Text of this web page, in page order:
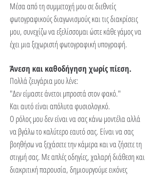
Μέσα από τη συμμετοχή μου σε διεθνείς
φωτογραφικούς διαγωνισμούς και τις διακρίσεις
μου, συνεχίζω να εξελίσσομαι ώστε κάθε γάμος να
έχει μια ξεχωριστή φωτογραφική υπογραφή.
Άνεση και καθοδήγηση χωρίς πίεση.
Πολλά ζευγάρια μου λένε:
"Δεν είμαστε άνετοι μπροστά στον φακό."
Και αυτό είναι απόλυτα φυσιολογικό.
Ο ρόλος μου δεν είναι να σας κάνω μοντέλα αλλά
να βγάλω το καλύτερο εαυτό σας. Είναι να σας
βοηθήσω να ξεχάσετε την κάμερα και να ζήσετε τη
στιγμή σας. Με απλές οδηγίες, χαλαρή διάθεση και
διακριτική παρουσία, δημιουργούμε εικόνες